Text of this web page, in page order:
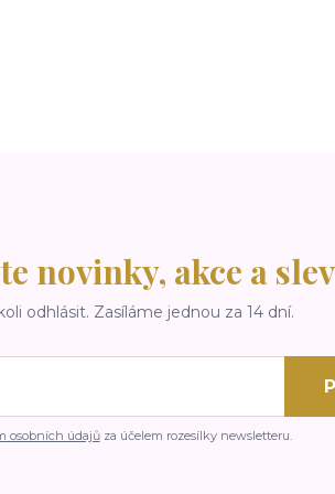
novinky, akce a
odhlásit. Zasíláme jednou za 14 dní.
osobních údajůza účelem rozesílky newsletteru.